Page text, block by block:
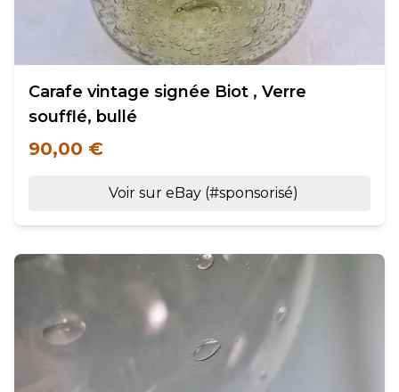
Carafe vintage signée Biot , Verre
soufflé, bullé
90,00 €
Voir sur eBay (#sponsorisé)